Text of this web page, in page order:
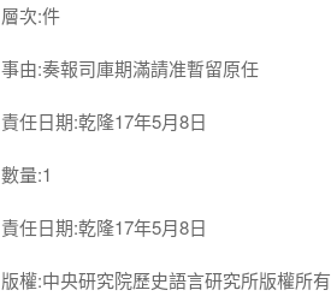
層次:件
事由:奏報司庫期滿請准暫留原任
責任日期:乾隆17年5月8日
數量:1
責任日期:乾隆17年5月8日
版權:中央研究院歷史語言研究所版權所有